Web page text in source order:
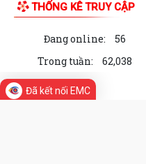
Trao quà hỗ trợ ngư dân có
hành pháp luật trong khai thác...
Đặc khu Cát Hải triển khai
cháy, chữa cháy rừng
THỐNG KÊ TRUY CẬP
Đang online: 56
Trong tuần:
62,038
Đã kết nối EMC